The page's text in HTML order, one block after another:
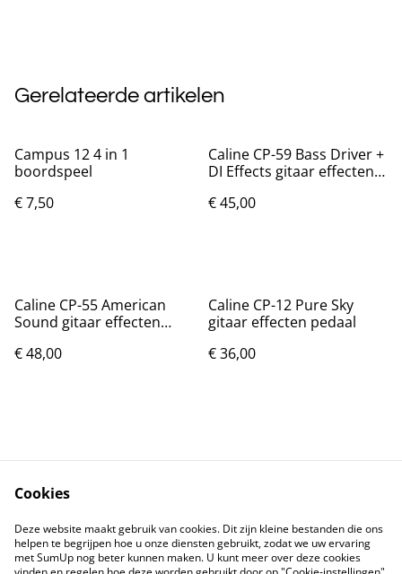
Gerelateerde artikelen
Campus 12 4 in 1
boordspeel
€ 7,50
Caline CP-59 Bass Driver +
DI Effects gitaar effecten
€ 45,00
Caline CP-55 American
Sound gitaar effecten
€ 48,00
Caline CP-12 Pure Sky
gitaar effecten pedaal
€ 36,00
Contact
Voorwaarden
Privacybeleid
Cookiebeleid
Cookies
Deze website maakt gebruik van cookies. Dit zijn kleine bestanden die ons
helpen te begrijpen hoe u onze diensten gebruikt, zodat we uw ervaring
met SumUp nog beter kunnen maken. U kunt meer over deze cookies